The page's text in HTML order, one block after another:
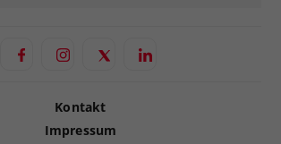
Kontakt
Impressum